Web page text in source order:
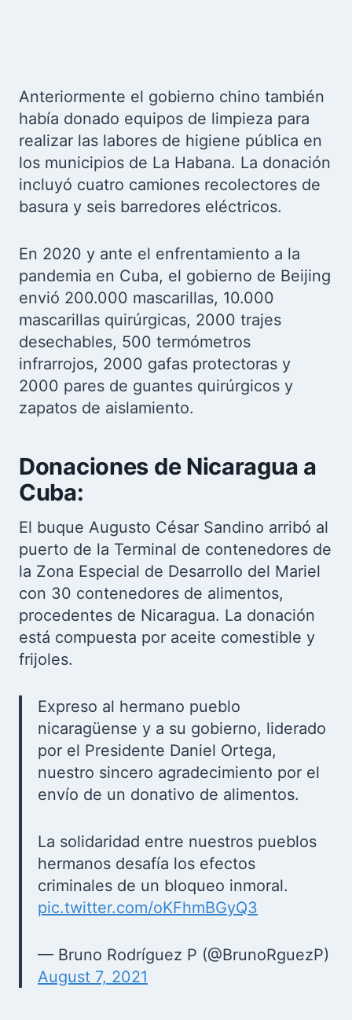
Anteriormente el gobierno chino también
había donado equipos de limpieza para
realizar las labores de higiene pública en
los municipios de La Habana. La donación
incluyó cuatro camiones recolectores de
basura y seis barredores eléctricos.
En 2020 y ante el enfrentamiento a la
pandemia en Cuba, el gobierno de Beijing
envió 200.000 mascarillas, 10.000
mascarillas quirúrgicas, 2000 trajes
desechables, 500 termómetros
infrarrojos, 2000 gafas protectoras y
2000 pares de guantes quirúrgicos y
zapatos de aislamiento.
Donaciones de Nicaragua a
Cuba:
El buque Augusto César Sandino arribó al
puerto de la Terminal de contenedores de
la Zona Especial de Desarrollo del Mariel
con 30 contenedores de alimentos,
procedentes de Nicaragua. La donación
está compuesta por aceite comestible y
frijoles.
Expreso al hermano pueblo
nicaragüense y a su gobierno, liderado
por el Presidente Daniel Ortega,
nuestro sincero agradecimiento por el
envío de un donativo de alimentos.
La solidaridad entre nuestros pueblos
hermanos desafía los efectos
criminales de un bloqueo inmoral.
pic.twitter.com/oKFhmBGyQ3
— Bruno Rodríguez P (@BrunoRguezP)
August 7, 2021